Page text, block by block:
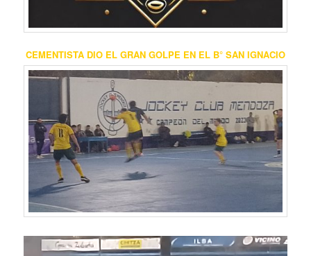
CEMENTISTA DIO EL GRAN GOLPE EN EL B° SAN IGNACIO
Reproductor